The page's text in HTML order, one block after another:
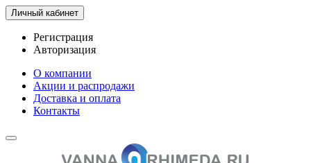
Личный кабинет
Регистрация
Авторизация
О компании
Акции и распродажи
Доставка и оплата
Контакты